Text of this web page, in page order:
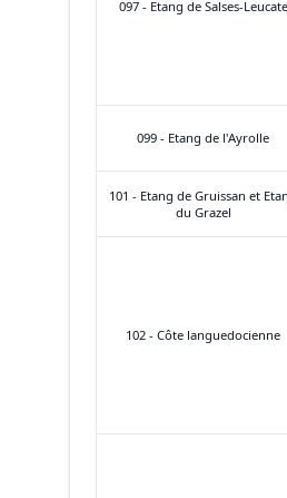
097 - Etang de Salses-Leucate
099 - Etang de l'Ayrolle
101 - Etang de Gruissan et
du Grazel
102 - Côte languedocienne